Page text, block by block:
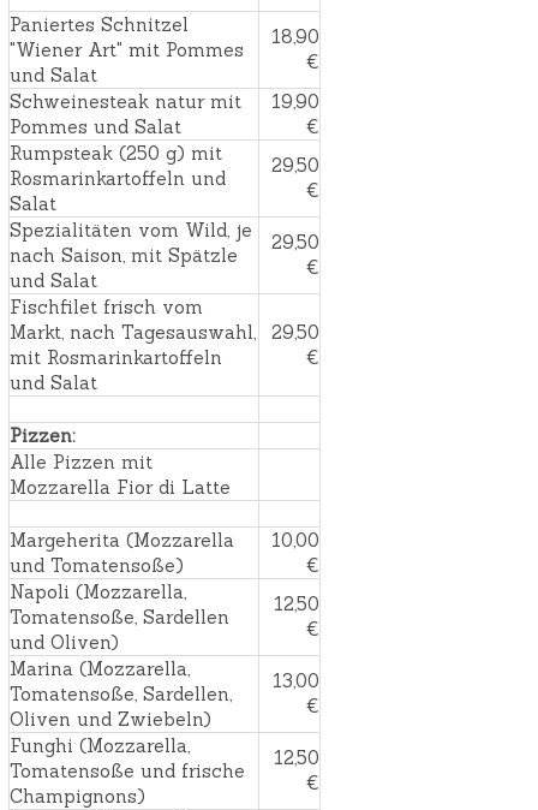
Paniertes Schnitzel
"Wiener Art" mit Pommes
und Salat
18,90
€
Schweinesteak natur mit
Pommes und Salat
19,90
€
Rumpsteak (250 g) mit
Rosmarinkartoffeln und
Salat
29,50
€
Spezialitäten vom Wild, je
nach Saison, mit Spätzle
und Salat
29,50
€
Fischfilet frisch vom
Markt, nach Tagesauswahl,
mit Rosmarinkartoffeln
und Salat
29,50
€
Pizzen:
Alle Pizzen mit
Mozzarella Fior di Latte
Margeherita (Mozzarella
und Tomatensoße)
10,00
€
Napoli (Mozzarella,
Tomatensoße, Sardellen
und Oliven)
12,50
€
Marina (Mozzarella,
Tomatensoße, Sardellen,
Oliven und Zwiebeln)
13,00
€
Funghi (Mozzarella,
Tomatensoße und frische
Champignons)
12,50
€